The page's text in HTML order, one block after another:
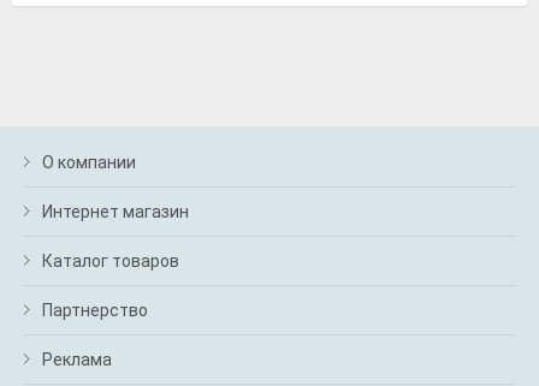
О компании
Интернет магазин
Каталог товаров
Партнерство
Реклама